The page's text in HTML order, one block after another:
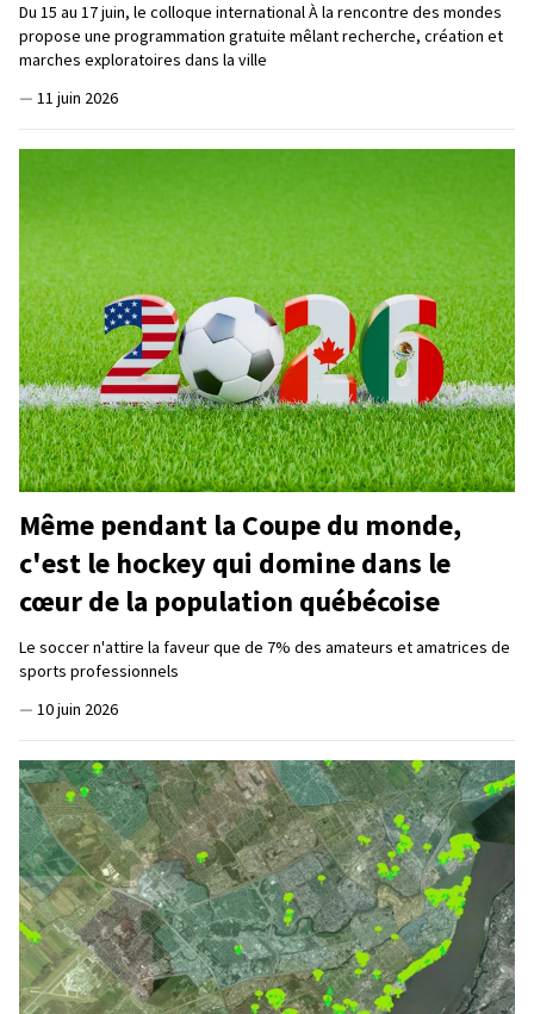
Du 15 au 17 juin, le colloque international À la rencontre des mondes
propose une programmation gratuite mêlant recherche, création et
marches exploratoires dans la ville
— 11 juin 2026
Même pendant la Coupe du monde,
c'est le hockey qui domine dans le
cœur de la population québécoise
Le soccer n'attire la faveur que de 7% des amateurs et amatrices de
sports professionnels
— 10 juin 2026